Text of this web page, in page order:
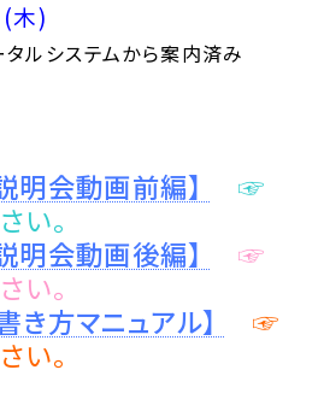
木)
システムから案内済み
明会動画前編】
☞
い。
明会動画後編】
☞
い。
方マニュアル】
☞
い。